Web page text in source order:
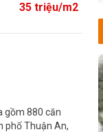
35 triệu/m2
gồm 880 căn
phố Thuận An,